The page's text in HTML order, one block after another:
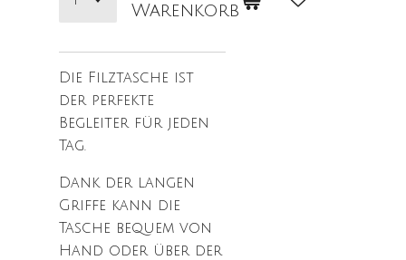
Warenkorb
Die Filztasche ist
der perfekte
Begleiter für jeden
Tag.
Dank der langen
Griffe kann die
Tasche bequem von
Hand oder über der